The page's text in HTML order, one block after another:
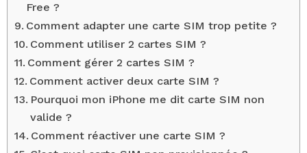
Free ?
Comment adapter une carte SIM trop petite ?
Comment utiliser 2 cartes SIM ?
Comment gérer 2 cartes SIM ?
Comment activer deux carte SIM ?
Pourquoi mon iPhone me dit carte SIM non
valide ?
Comment réactiver une carte SIM ?